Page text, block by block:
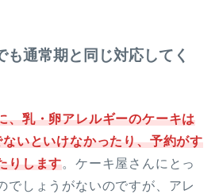
も通常期と同じ対応してく
、乳・卵アレルギーのケーキは
いといけなかったり、予約がす
りします。ケーキ屋さんにとっ
でしょうがないのですが、アレ